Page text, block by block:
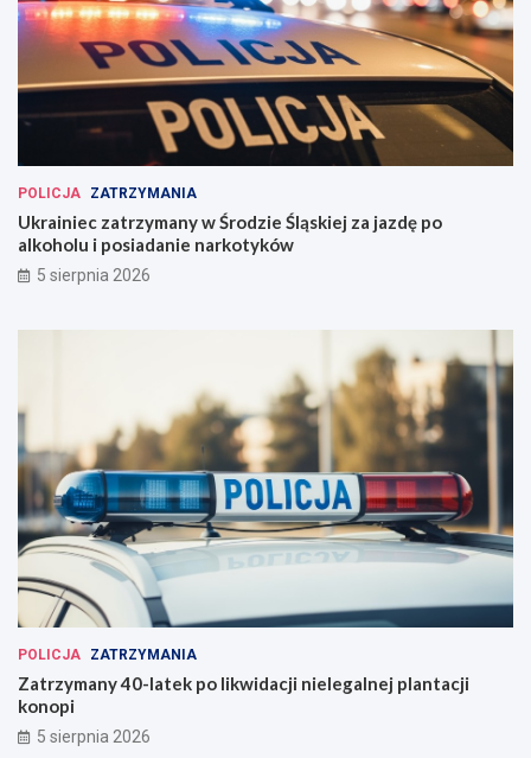
POLICJA ZATRZYMANIA
Ukrainiec zatrzymany w Środzie Śląskiej za jazdę po
alkoholu i posiadanie narkotyków
5 sierpnia 2026
POLICJA ZATRZYMANIA
Zatrzymany 40-latek po likwidacji nielegalnej plantacji
konopi
5 sierpnia 2026